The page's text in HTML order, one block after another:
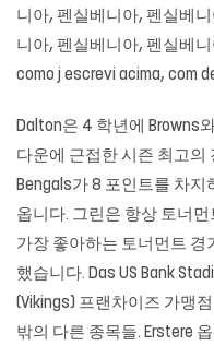
니아, 펜실베니아, 펜실베
니아, 펜실베니아, 펜실베
como j escrevi acima, com
Dalton은 4 학년에 Browns
다운에 근접한 시즌 최고의
Bengals가 8 포인트를 차지
옵니다. 그린은 항상 토너
가장 좋아하는 토너먼트 경
했습니다. Das US Bank
(Vikings) 프랜차이즈 가맹
밖의 다른 종목들. Erstere